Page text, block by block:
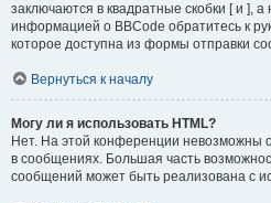
заключаются в квадратные скобки [ и ],
информацией о BBCode обратитесь к
которое доступна из формы отправки
Вернуться к началу
Могу ли я использовать HTML?
Нет. На этой конференции невозможны
в сообщениях. Большая часть
сообщений может быть реализована с